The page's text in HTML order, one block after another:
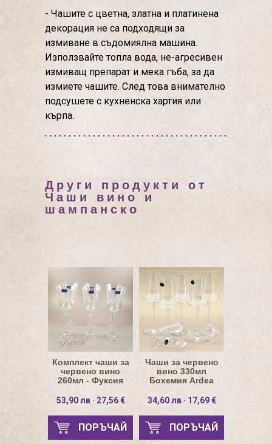
- Чашите с цветна, златна и платинена
декорация не са подходящи за
измиване в съдомиялна машина.
Използвайте топла вода, не-агресивен
измиващ препарат и мека гъба, за да
измиете чашите. След това внимателно
подсушете с кухненска хартия или
кърпа.
Други продукти от
Чаши вино и
шампанско
Комплект чаши за
червено вино
260мл - Фуксия
53,90 лв · 27,56 €
ПОРЪЧАЙ
Чаши за червено
вино 330мл
Бохемия Ardea
34,60 лв · 17,69 €
ПОРЪЧАЙ